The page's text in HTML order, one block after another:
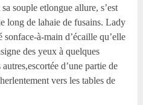
souple etlongue allure, s’est
long de lahaie de fusains. Lady
sonface-à-main d’écaille qu’elle
des yeux à quelques
d’une partie de
vers les tables de